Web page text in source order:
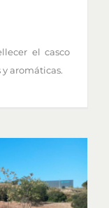
el casco
aromáticas.